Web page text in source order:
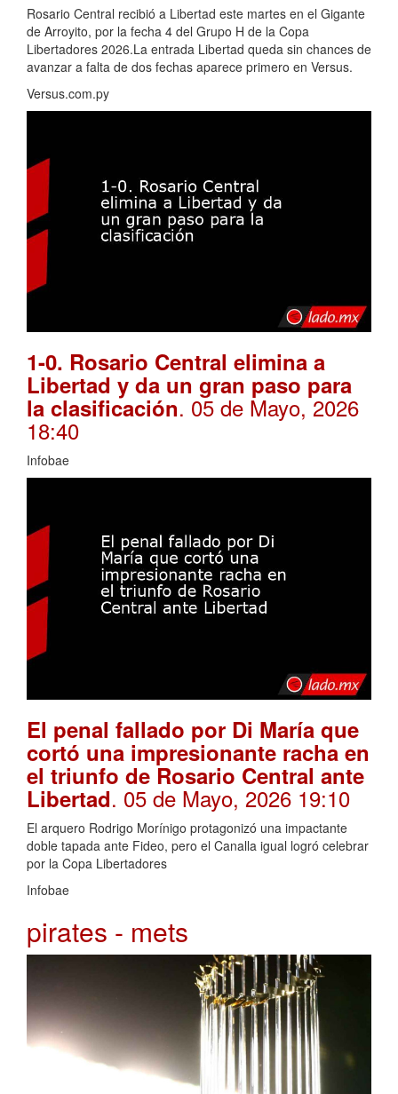
Rosario Central recibió a Libertad este martes en el Gigante
de Arroyito, por la fecha 4 del Grupo H de la Copa
Libertadores 2026.La entrada Libertad queda sin chances de
avanzar a falta de dos fechas aparece primero en Versus.
Versus.com.py
1-0. Rosario Central elimina a
Libertad y da un gran paso para
la clasificación. 05 de Mayo, 2026
18:40
Infobae
El penal fallado por Di María que
cortó una impresionante racha en
el triunfo de Rosario Central ante
Libertad. 05 de Mayo, 2026 19:10
El arquero Rodrigo Morínigo protagonizó una impactante
doble tapada ante Fideo, pero el Canalla igual logró celebrar
por la Copa Libertadores
Infobae
pirates - mets